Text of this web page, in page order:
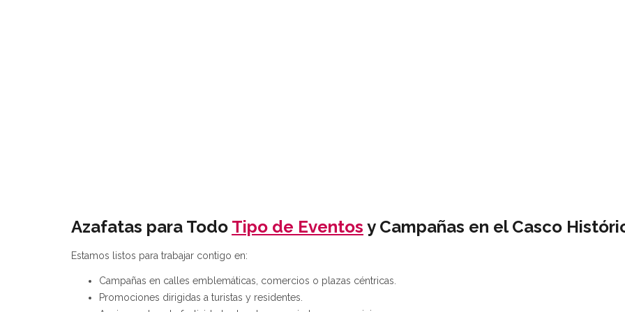
Azafatas para Todo Tipo de Eventos y Campañas en el Casco
Estamos listos para trabajar contigo en:
Campañas en calles emblemáticas, comercios o plazas céntricas.
Promociones dirigidas a turistas y residentes.